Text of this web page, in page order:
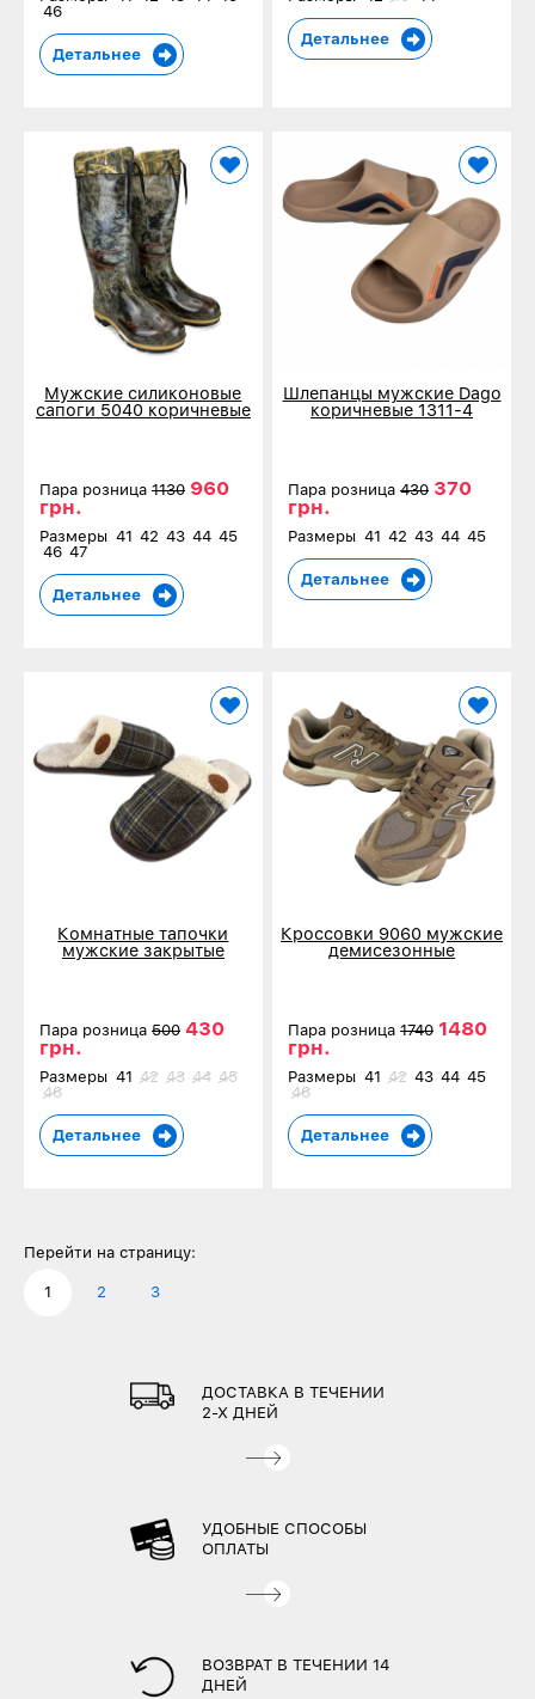
46
Детальнее
Детальнее
Мужские силиконовые
сапоги 5040 коричневые
Пара розница 1130 960
грн.
Размеры 41 42 43 44 45
46 47
Детальнее
Шлепанцы мужские Dago
коричневые 1311-4
Пара розница430 370
грн.
Размеры 41 42 43 44 45
Детальнее
Комнатные тапочки
мужские закрытые
коричневые 10254-2
Пара розница 500 430
грн.
Размеры 41 42 43 44 45
46
Детальнее
Кроссовки 9060 мужские
демисезонные
Пара розница1740 1480
грн.
Размеры 41 42 43 44 45
46
Детальнее
Перейти на страницу:
1 2 3
ДОСТАВКА В ТЕЧЕНИИ
2-Х ДНЕЙ
УДОБНЫЕ СПОСОБЫ
ОПЛАТЫ
ВОЗВРАТ В ТЕЧЕНИИ 14
ДНЕЙ